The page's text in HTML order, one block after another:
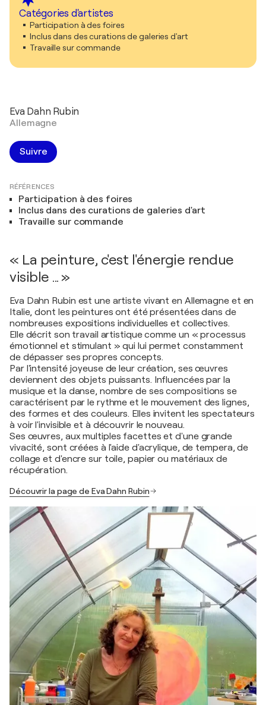
Catégories d'artistes
Participation à des foires
Inclus dans des curations de galeries d'art
Travaille sur commande
Eva Dahn Rubin
Allemagne
Suivre
RÉFÉRENCES
Participation à des foires
Inclus dans des curations de galeries d'art
Travaille sur commande
« La peinture, c'est l'énergie rendue
visible ... »
Eva Dahn Rubin est une artiste vivant en Allemagne et en
Italie, dont les peintures ont été présentées dans de
nombreuses expositions individuelles et collectives.
Elle décrit son travail artistique comme un « processus
émotionnel et stimulant » qui lui permet constamment
de dépasser ses propres concepts.
Par l'intensité joyeuse de leur création, ses œuvres
deviennent des objets puissants. Influencées par la
musique et la danse, nombre de ses compositions se
caractérisent par le rythme et le mouvement des lignes,
des formes et des couleurs. Elles invitent les spectateurs
à voir l'invisible et à découvrir le nouveau.
Ses œuvres, aux multiples facettes et d'une grande
vivacité, sont créées à l'aide d'acrylique, de tempera, de
collage et d'encre sur toile, papier ou matériaux de
récupération.
Découvrir la page de Eva Dahn Rubin